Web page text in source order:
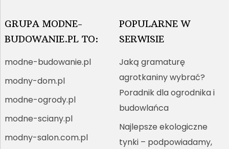
GRUPA MODNE-
BUDOWANIE.PL TO:
modne-budowanie.pl
modny-dom.pl
modne-ogrody.pl
modne-sciany.pl
modny-salon.com.pl
POPULARNE W
SERWISIE
Jaką gramaturę
agrotkaniny wybrać?
Poradnik dla ogrodnika i
budowlańca
Najlepsze ekologiczne
tynki – podpowiadamy,